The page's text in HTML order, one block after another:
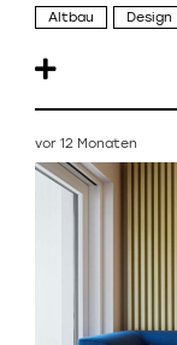
Altbau Design
vor 12 Monaten